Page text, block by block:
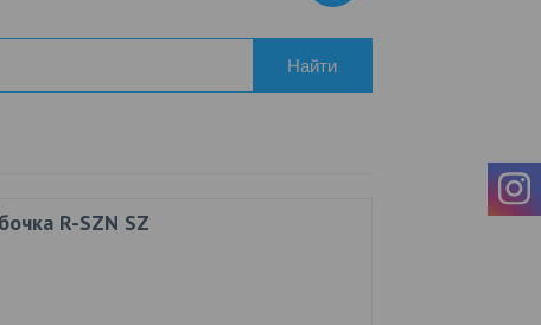
Найти
R-SZN SZ